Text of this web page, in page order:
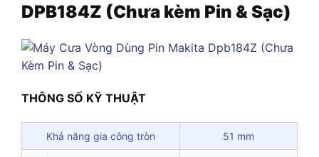
DPB184Z (Chưa kèm Pin & Sạc)
THÔNG SỐ KỸ THUẬT
Khả năng gia công tròn 51 mm